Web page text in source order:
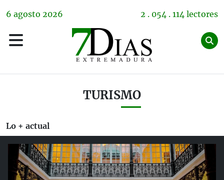
6 agosto 2026 2 . 054 . 114 lectores
TURISMO
Lo + actual